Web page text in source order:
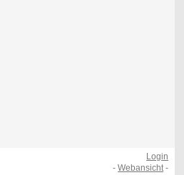
Login
-Webansicht-